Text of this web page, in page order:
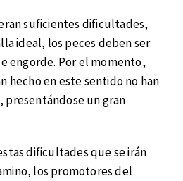
suficientes dificultades,
ideal, los peces deben ser
engorde. Por el momento,
hecho en este sentido no han
presentándose un gran
dificultades que se irán
los promotores del